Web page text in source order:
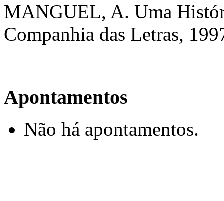
MANGUEL, A. Uma
Companhia das Letras,
Apontamentos
Não há apontamentos.